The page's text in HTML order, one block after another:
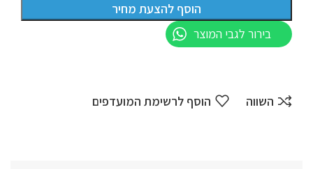
הוסף להצעת מחיר
בירור לגבי המוצר
השווה הוסף לרשימת המועדפים